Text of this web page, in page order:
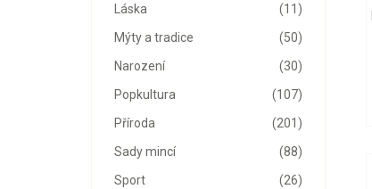
(11)
Láska
(50)
Mýty a tradice
(30)
Narození
(107)
Popkultura
(201)
Příroda
(88)
Sady mincí
(26)
Sport